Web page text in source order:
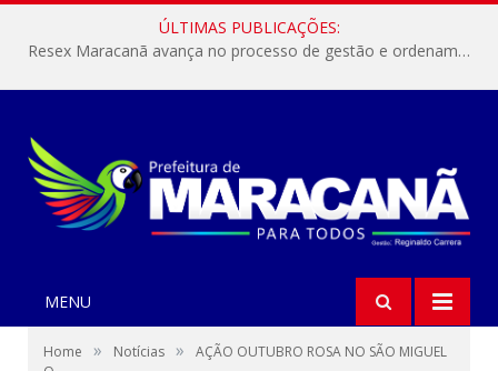
ÚLTIMAS PUBLICAÇÕES:
Resex Maracanã avança no processo de gestão e ordenamento do turismo em nossas áreas protegidas.
MENU
Home » Notícias »
AÇÃO OUTUBRO ROSA NO SÃO MIGUEL